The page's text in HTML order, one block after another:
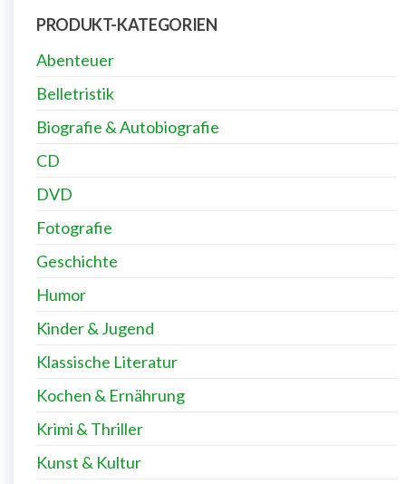
PRODUKT-KATEGORIEN
Abenteuer
Belletristik
Biografie & Autobiografie
CD
DVD
Fotografie
Geschichte
Humor
Kinder & Jugend
Klassische Literatur
Kochen & Ernährung
Krimi & Thriller
Kunst & Kultur